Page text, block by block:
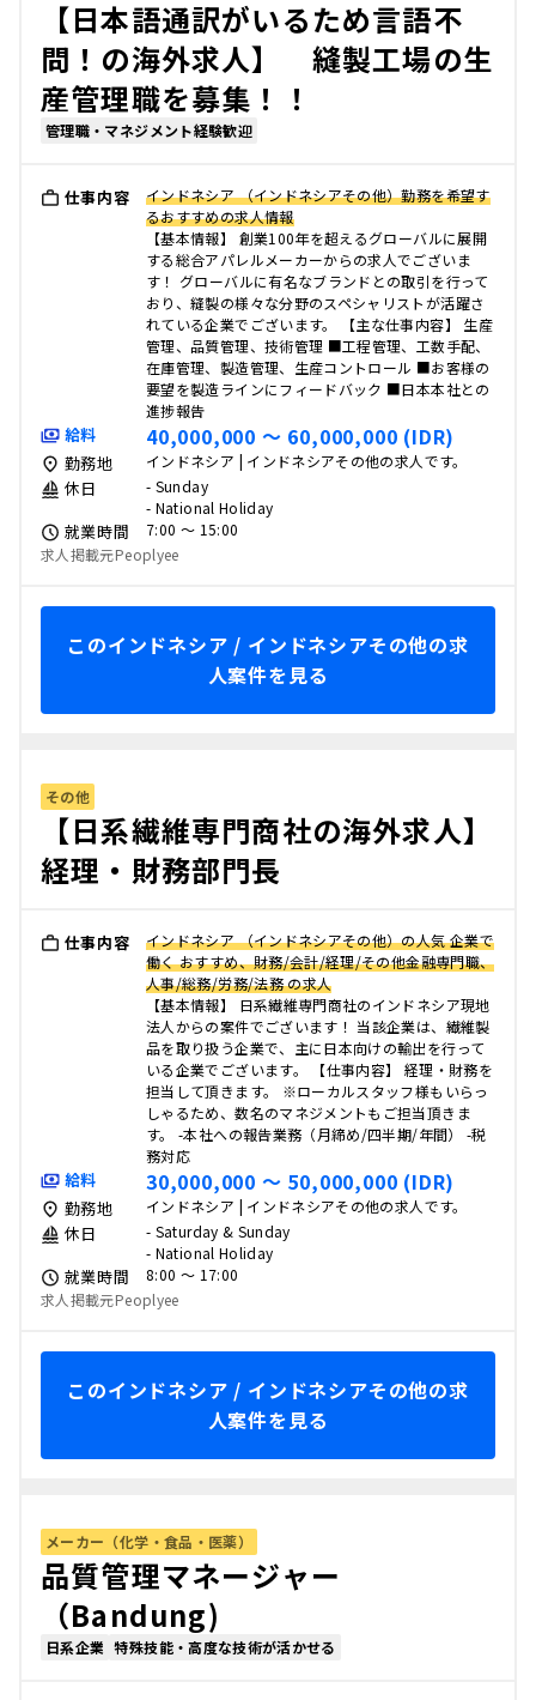
【日本語通訳がいるため言語不
問！の海外求人】 縫製工場の生
産管理職を募集！！
管理職・マネジメント経験歓迎
仕事内容
インドネシア （インドネシアその他）勤務を希望す
るおすすめの求人情報
【基本情報】 創業100年を超えるグローバルに展開
する総合アパレルメーカーからの求人でございま
す！ グローバルに有名なブランドとの取引を行って
おり、縫製の様々な分野のスペシャリストが活躍さ
れている企業でございます。 【主な仕事内容】 生産
管理、品質管理、技術管理 ■工程管理、工数手配、
在庫管理、製造管理、生産コントロール ■お客様の
要望を製造ラインにフィードバック ■日本本社との
進捗報告
給料 40,000,000 〜 60,000,000 (IDR)
勤務地 インドネシア | インドネシアその他の求人です。
休日
- Sunday
- National Holiday
就業時間
7:00 〜 15:00
求人掲載元Peoplyee
このインドネシア / インドネシアその他の求
人案件を見る
その他
【日系繊維専門商社の海外求人】
経理・財務部門長
仕事内容
インドネシア （インドネシアその他）の人気 企業で
働く おすすめ、財務/会計/経理/その他金融専門職、
人事/総務/労務/法務 の求人
【基本情報】 日系繊維専門商社のインドネシア現地
法人からの案件でございます！ 当該企業は、繊維製
品を取り扱う企業で、主に日本向けの輸出を行って
いる企業でございます。 【仕事内容】 経理・財務を
担当して頂きます。 ※ローカルスタッフ様もいらっ
しゃるため、数名のマネジメントもご担当頂きま
す。 -本社への報告業務（月締め/四半期/年間） -税
務対応
給料 30,000,000 〜 50,000,000 (IDR)
勤務地 インドネシア | インドネシアその他の求人です。
休日
- Saturday & Sunday
- National Holiday
就業時間
8:00 〜 17:00
求人掲載元Peoplyee
このインドネシア / インドネシアその他の求
人案件を見る
メーカー（化学・食品・医薬）
品質管理マネージャー
（Bandung)
日系企業 特殊技能・高度な技術が活かせる